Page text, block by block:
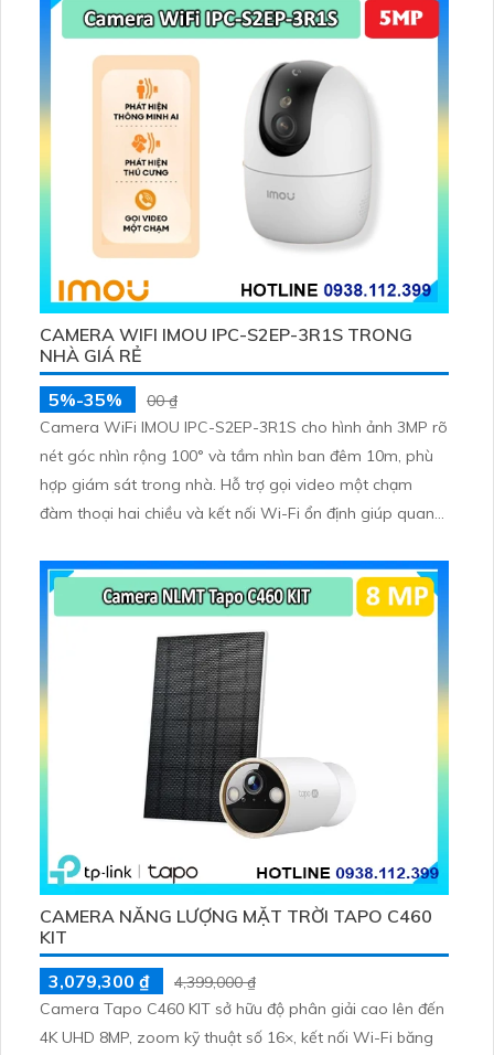
CAMERA WIFI IMOU IPC-S2EP-3R1S TRONG
NHÀ GIÁ RẺ
5%-35%
00 ₫
Camera WiFi IMOU IPC-S2EP-3R1S cho hình ảnh 3MP rõ
nét góc nhìn rộng 100° và tầm nhìn ban đêm 10m, phù
hợp giám sát trong nhà. Hỗ trợ gọi video một chạm
đàm thoại hai chiều và kết nối Wi-Fi ổn định giúp quan
256GB hoặc lưu đám mây dễ lắp đặt cho gia đình và văn
phòng nhỏ.
CAMERA NĂNG LƯỢNG MẶT TRỜI TAPO C460
KIT
3,079,300 ₫
4,399,000 ₫
Camera Tapo C460 KIT sở hữu độ phân giải cao lên đến
4K UHD 8MP, zoom kỹ thuật số 16×, kết nối Wi-Fi băng